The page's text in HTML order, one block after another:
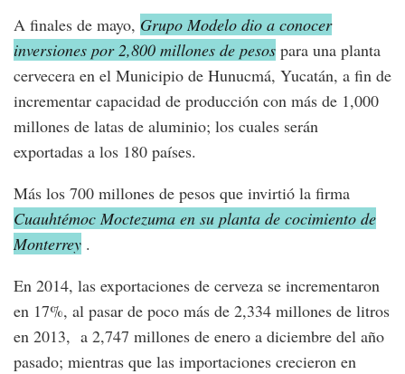
A finales de mayo, Grupo Modelo dio a conocer
inversiones por 2,800 millones de pesos para una planta
cervecera en el Municipio de Hunucmá, Yucatán, a fin de
incrementar capacidad de producción con más de 1,000
millones de latas de aluminio; los cuales serán
exportadas a los 180 países.
Más los 700 millones de pesos que invirtió la firma
Cuauhtémoc Moctezuma en su planta de cocimiento de
Monterrey .
En 2014, las exportaciones de cerveza se incrementaron
en 17%, al pasar de poco más de 2,334 millones de litros
en 2013, a 2,747 millones de enero a diciembre del año
pasado; mientras que las importaciones crecieron en